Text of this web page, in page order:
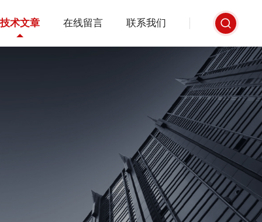
技术文章 在线留言 联系我们